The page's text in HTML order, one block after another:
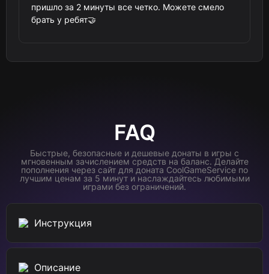
пришло за 2 минуты все четко. Можете смело
брать у ребят🤝
FAQ
Быстрые, безопасные и дешевые донаты в игры с
мгновенным зачислением средств на баланс. Делайте
пополнения через сайт для доната CoolGameService по
лучшим ценам за 5 минут и наслаждайтесь любимыми
играми без ограничений.
Инструкция
Описание